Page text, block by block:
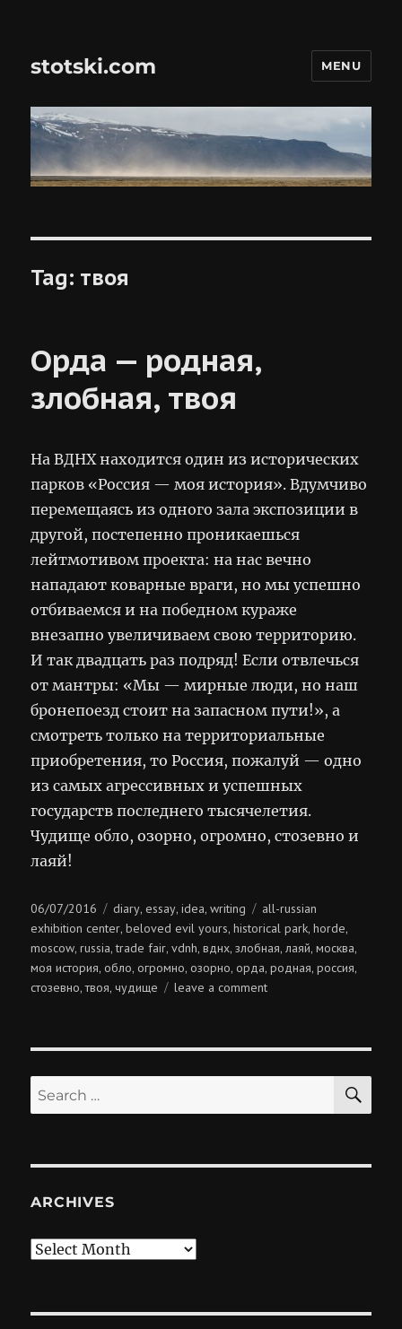
stotski.com MENU
Tag: твоя
Орда — родная,
злобная, твоя
На ВДНХ находится один из исторических
парков «Россия — моя история». Вдумчиво
перемещаясь из одного зала экспозиции в
другой, постепенно проникаешься
лейтмотивом проекта: на нас вечно
нападают коварные враги, но мы успешно
отбиваемся и на победном кураже
внезапно увеличиваем свою территорию.
И так двадцать раз подряд! Если отвлечься
от мантры: «Мы — мирные люди, но наш
бронепоезд стоит на запасном пути!», а
смотреть только на территориальные
приобретения, то Россия, пожалуй — одно
из самых агрессивных и успешных
государств последнего тысячелетия.
Чудище обло, озорно, огромно, стозевно и
лаяй!
Posted
on
06/07/2016 Categories
diary,essay,idea,writing Tags
all-russian
exhibition center,beloved evil yours,historical park,horde,
moscow,russia,trade fair,vdnh,вднх,злобная, лаяй,москва,
моя история,обло,огромно,озорно,орда,родная,россия,
стозевно,твоя,чудище leave a commenton
родная,
Search
for:
ARCHIVES
Archives